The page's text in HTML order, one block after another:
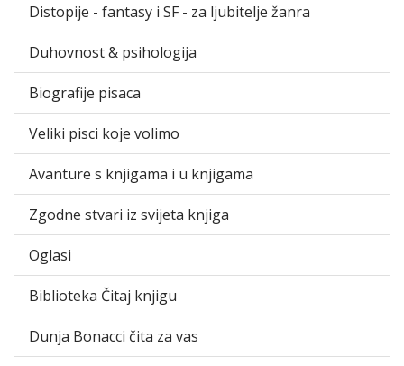
Distopije - fantasy i SF - za ljubitelje žanra
Duhovnost & psihologija
Biografije pisaca
Veliki pisci koje volimo
Avanture s knjigama i u knjigama
Zgodne stvari iz svijeta knjiga
Oglasi
Biblioteka Čitaj knjigu
Dunja Bonacci čita za vas